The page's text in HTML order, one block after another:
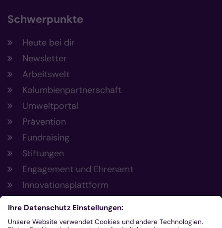
Schwerpunkte
Heute bei dir
Newsletter
Arbeitswelt
Kolumbienpartnerschaft
Umweltportal
Prävention
Fundraising
Stiftungen
Engagement und Ehrenamt
Innovationsplattform
Aus der Plattform